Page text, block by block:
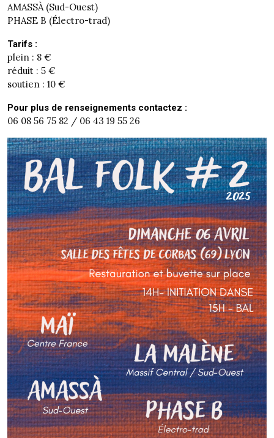
AMASSÀ (Sud-Ouest)
PHASE B (Électro-trad)
Tarifs :
plein : 8 €
réduit : 5 €
soutien : 10 €
Pour plus de renseignements contactez :
06 08 56 75 82 / 06 43 19 55 26